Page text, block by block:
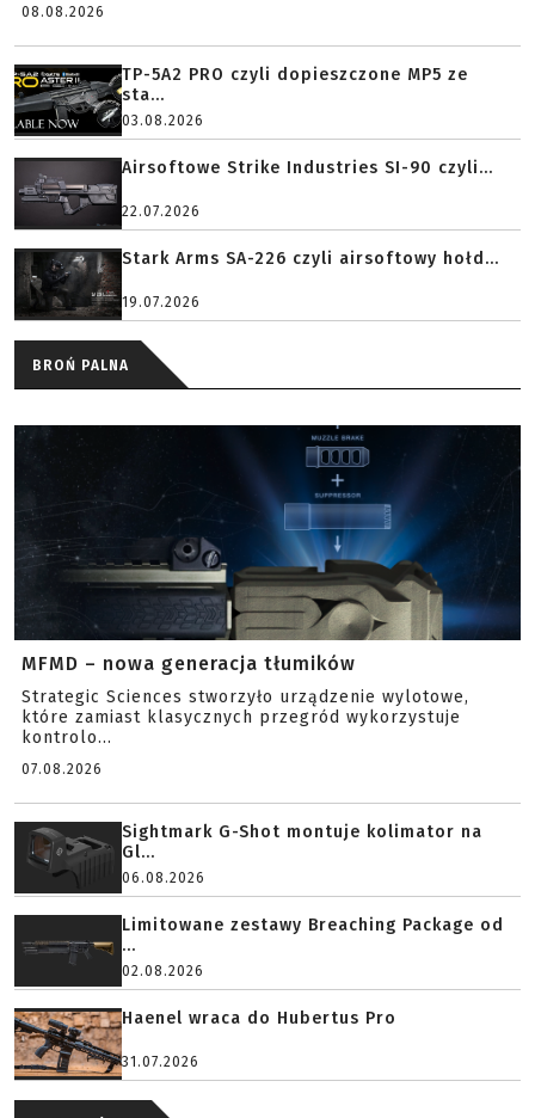
08.08.2026
TP-5A2 PRO czyli dopieszczone MP5 ze
sta...
03.08.2026
Airsoftowe Strike Industries SI-90 czyli...
22.07.2026
Stark Arms SA-226 czyli airsoftowy hołd...
19.07.2026
BROŃ PALNA
MFMD – nowa generacja tłumików
Strategic Sciences stworzyło urządzenie wylotowe,
które zamiast klasycznych przegród wykorzystuje
kontrolo...
07.08.2026
Sightmark G-Shot montuje kolimator na
Gl...
06.08.2026
Limitowane zestawy Breaching Package od
...
02.08.2026
Haenel wraca do Hubertus Pro
31.07.2026